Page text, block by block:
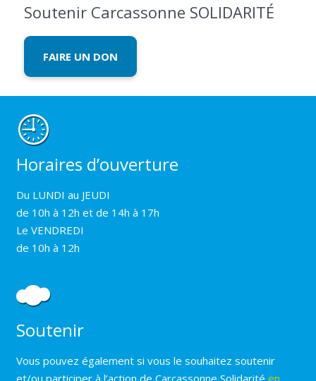
Soutenir Carcassonne SOLIDARITÉ
FAIRE UN DON
Horaires d’ouverture
Du LUNDI au JEUDI
de 10h à 12h et de 14h à 17h
Le VENDREDI
de 10h à 12h
Soutenir
Vous pouvez également si vous le souhaitez soutenir
et/ou participer à l’action de Carcassonne Solidarité en